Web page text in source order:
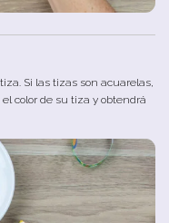
Si las tizas son acuarelas,
color de su tiza y obtendrá